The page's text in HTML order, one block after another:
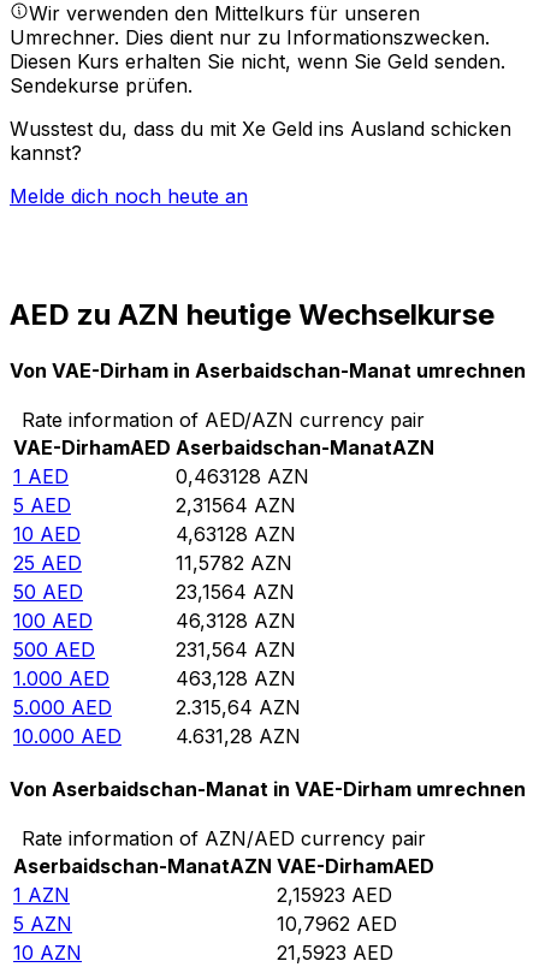
Wir verwenden den Mittelkurs für unseren
Umrechner. Dies dient nur zu Informationszwecken.
Diesen Kurs erhalten Sie nicht, wenn Sie Geld senden.
Sendekurse prüfen.
Wusstest du, dass du mit Xe Geld ins Ausland schicken
kannst?
Melde dich noch heute an
AED zu AZN heutige Wechselkurse
Von VAE-Dirham in Aserbaidschan-Manat umrechnen
Rate information of AED/AZN currency pair
VAE-DirhamAED Aserbaidschan-ManatAZN
1 AED 0,463128 AZN
5 AED 2,31564 AZN
10 AED 4,63128 AZN
25 AED 11,5782 AZN
50 AED 23,1564 AZN
100 AED 46,3128 AZN
500 AED 231,564 AZN
1.000 AED 463,128 AZN
5.000 AED 2.315,64 AZN
10.000 AED 4.631,28 AZN
Von Aserbaidschan-Manat in VAE-Dirham umrechnen
Rate information of AZN/AED currency pair
Aserbaidschan-ManatAZN VAE-DirhamAED
1 AZN 2,15923 AED
5 AZN 10,7962 AED
10 AZN 21,5923 AED